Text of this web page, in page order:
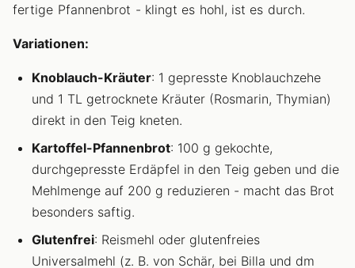
fertige Pfannenbrot - klingt es hohl, ist es durch.
Variationen:
Knoblauch-Kräuter: 1 gepresste Knoblauchzehe
und 1 TL getrocknete Kräuter (Rosmarin, Thymian)
direkt in den Teig kneten.
Kartoffel-Pfannenbrot: 100 g gekochte,
durchgepresste Erdäpfel in den Teig geben und die
Mehlmenge auf 200 g reduzieren - macht das Brot
besonders saftig.
Glutenfrei: Reismehl oder glutenfreies
Universalmehl (z. B. von Schär, bei Billa und dm